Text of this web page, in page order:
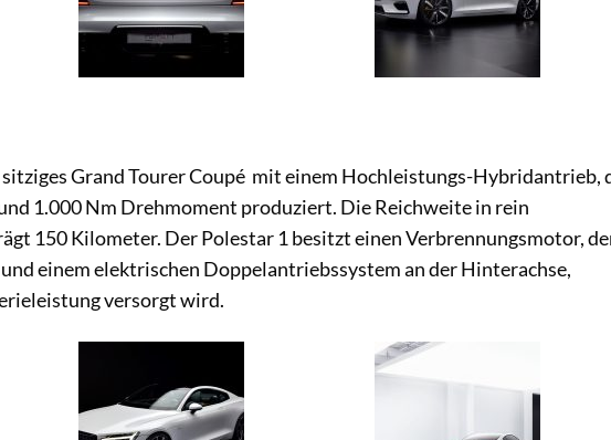
Grand Tourer Coupé mit einem Hochleistungs-Hybridantrieb,
1.000 Nm Drehmoment produziert. Die Reichweite in rein
150 Kilometer. Der Polestar 1 besitzt einen Verbrennungsmotor,
einem elektrischen Doppelantriebssystem an der Hinterachse,
versorgt wird.